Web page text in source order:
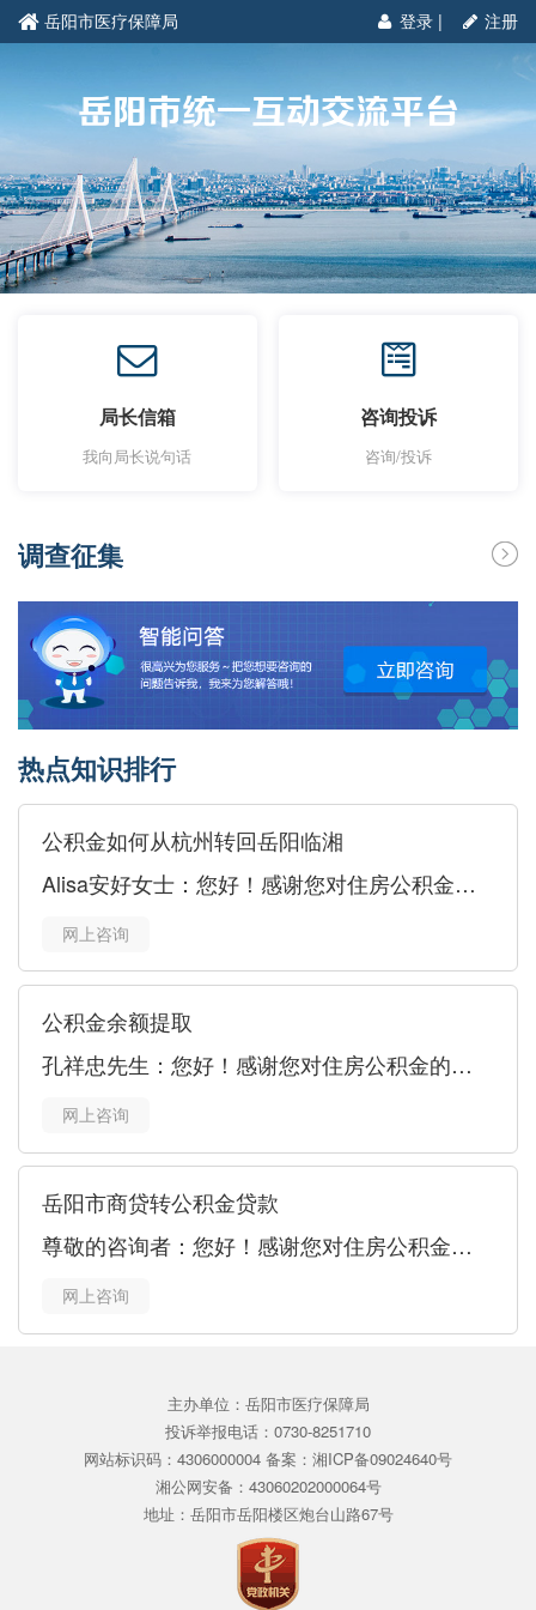
岳阳市医疗保障局 登录 | 注册
岳阳市统一互动交流平台
局长信箱
我向局长说句话
咨询投诉
咨询/投诉
调查征集
热点知识排行
公积金如何从杭州转回岳阳临湘
Alisa安好女士：您好！感谢您对住房公积金的关心
网上咨询
公积金余额提取
孔祥忠先生：您好！感谢您对住房公积金的关心与
网上咨询
岳阳市商贷转公积金贷款
尊敬的咨询者：您好！感谢您对住房公积金的关心
网上咨询
主办单位：岳阳市医疗保障局
投诉举报电话：0730-8251710
网站标识码：4306000004 备案：湘ICP备09024640号
湘公网安备：43060202000064号
地址：岳阳市岳阳楼区炮台山路67号